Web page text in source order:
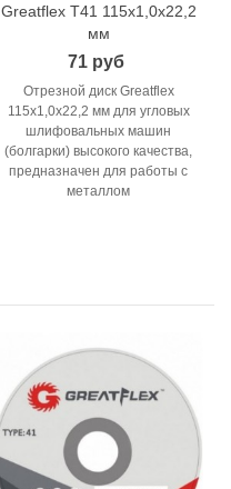
Greatflex T41 115x1,0x22,2
мм
71 руб
Отрезной диск Greatflex
115x1,0x22,2 мм для угловых
шлифовальных машин
(болгарки) высокого качества,
предназначен для работы с
металлом